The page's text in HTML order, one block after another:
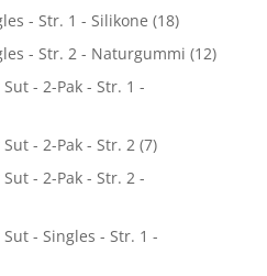
- Str. 1 - Silikone (18)
- Str. 2 - Naturgummi (12)
- 2-Pak - Str. 1 -
- 2-Pak - Str. 2 (7)
- 2-Pak - Str. 2 -
- Singles - Str. 1 -